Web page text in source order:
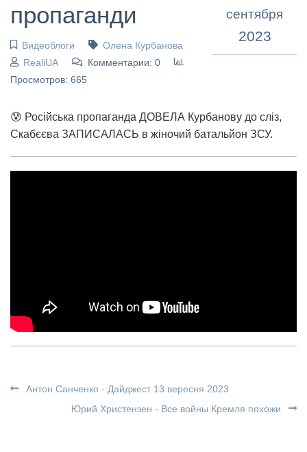
пропаганди
Видеоблоги
Олена Курбанова
RealiUA
Комментарии: 0
Просмотров: 665
сентября
2023
😰 Російська пропаганда ДОВЕЛА Курбанову до сліз,
Скабєєва ЗАПИСАЛАСЬ в жіночий батальйон ЗСУ.
Антон Санченко - Дайджест 13 вересня 2023
Юрий Христензен - Все войны Кремля похожи